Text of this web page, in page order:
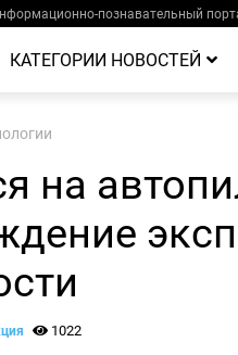
познавательный
КАТЕГОРИИ НОВОСТЕЙ
на
1022